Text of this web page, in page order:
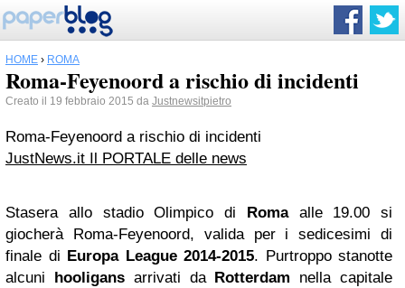
HOME › ROMA
Roma-Feyenoord a rischio di incidenti
Creato il 19 febbraio 2015 da Justnewsitpietro
Roma-Feyenoord a rischio di incidenti
JustNews.it Il PORTALE delle news
Stasera allo stadio Olimpico di Romaalle 19.00 si
giocherà Roma-Feyenoord, valida per i sedicesimi di
finale di Europa League2014-2015. Purtroppo stanotte
alcuni hooligansarrivati da Rotterdam nella capitale